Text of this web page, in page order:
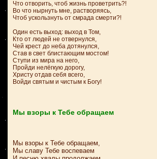
Что отворить, чтоб жизнь проветрить?!
Во что нырнуть мне, растворяясь,
Чтоб ускользнуть от смрада смерти?!
Один есть выход: выход в Том,
Кто от людей не отвернулся,
Чей крест до неба дотянулся,
Став в свет блистающим мостом!
Ступи из мира на него,
Пройди нелёгкую дорогу,
Христу отдав себя всего,
Войди святым и чистым к Богу!
Мы взоры к Тебе обращаем
Мы взоры к Тебе обращаем,
Мы славу Тебе воспеваем